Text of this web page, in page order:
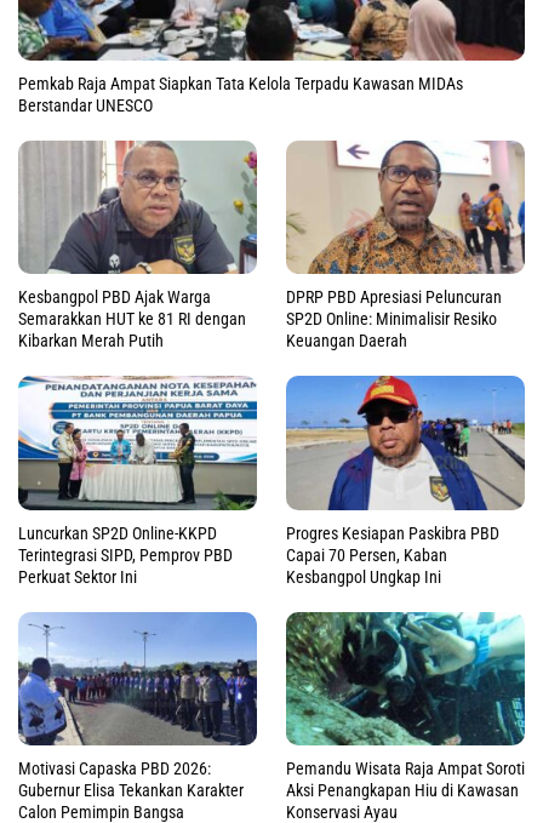
Pemkab Raja Ampat Siapkan Tata Kelola Terpadu Kawasan MIDAs
Berstandar UNESCO
Kesbangpol PBD Ajak Warga
Semarakkan HUT ke 81 RI dengan
Kibarkan Merah Putih
DPRP PBD Apresiasi Peluncuran
SP2D Online: Minimalisir Resiko
Keuangan Daerah
Luncurkan SP2D Online-KKPD
Terintegrasi SIPD, Pemprov PBD
Perkuat Sektor Ini
Progres Kesiapan Paskibra PBD
Capai 70 Persen, Kaban
Kesbangpol Ungkap Ini
Motivasi Capaska PBD 2026:
Gubernur Elisa Tekankan Karakter
Calon Pemimpin Bangsa
Pemandu Wisata Raja Ampat Soroti
Aksi Penangkapan Hiu di Kawasan
Konservasi Ayau